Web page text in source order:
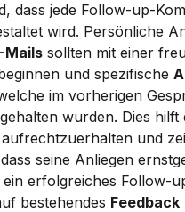
dass jede Follow-up-
Mails sollten mit einer
und spezifische
im vorherigen
aufrechtzuerhalten und
seine Anliegen
erfolgreiches Follow-
bestehendes Feedback